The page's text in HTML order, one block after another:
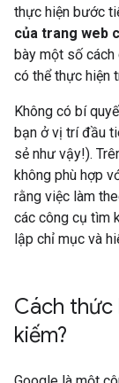
thực hiện bước
của trang web
bày một số cách
có thể thực hiện
Không có bí
bạn ở vị trí đầu
sẻ như vậy!).
không phù hợp
rằng việc làm
các công cụ tìm
lập chỉ mục và
Cách
kiếm?